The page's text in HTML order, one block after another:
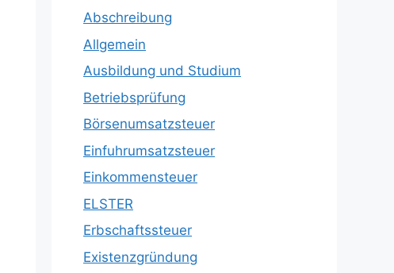
Abschreibung
Allgemein
Ausbildung und Studium
Betriebsprüfung
Börsenumsatzsteuer
Einfuhrumsatzsteuer
Einkommensteuer
ELSTER
Erbschaftssteuer
Existenzgründung